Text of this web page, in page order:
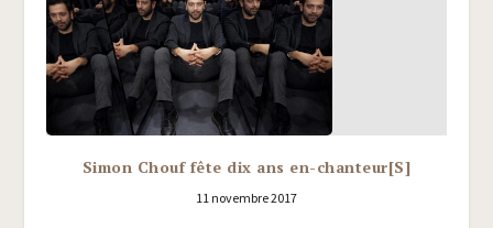
Simon Chouf fête dix ans en-chanteur[S]
11 novembre 2017